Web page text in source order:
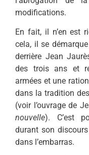
modifications.
En fait, il n’en est
cela, il se
derrière Jean
des trois ans et
armées et une
dans la tradition
(voir l’ouvrage de
nouvelle). C’est
durant son
dans l’embarras.